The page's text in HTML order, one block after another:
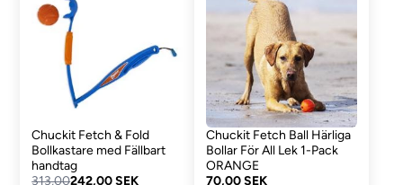
Chuckit Fetch & Fold
Bollkastare med Fällbart
handtag
313,00242,00 SEK
Chuckit Fetch Ball Härliga
Bollar För All Lek 1-Pack
ORANGE
70,00 SEK